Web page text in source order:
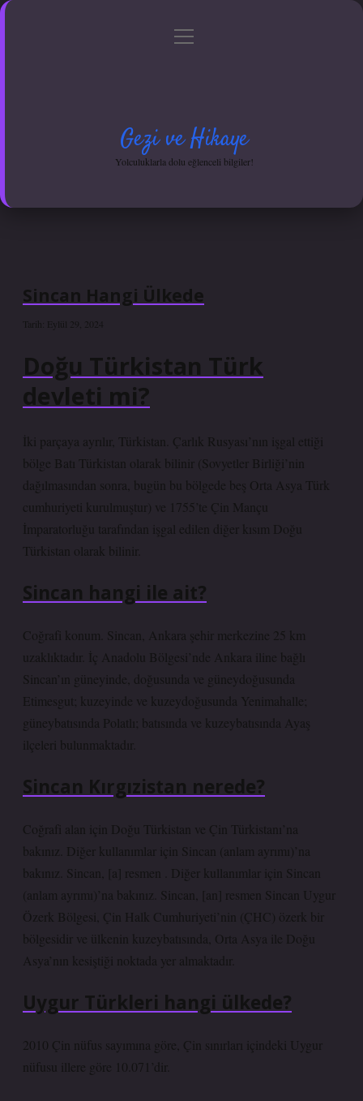
Gizlilik Politikası
menüyü
Gezi ve Hikaye
Yolculuklarla dolu eğlenceli bilgiler!
Sincan Hangi Ülkede
Tarih: Eylül 29, 2024
Doğu Türkistan Türk
devleti mi?
İki parçaya ayrılır, Türkistan. Çarlık Rusyası’nın işgal ettiği
bölge Batı Türkistan olarak bilinir (Sovyetler Birliği’nin
dağılmasından sonra, bugün bu bölgede beş Orta Asya Türk
cumhuriyeti kurulmuştur) ve 1755’te Çin Mançu
İmparatorluğu tarafından işgal edilen diğer kısım Doğu
Türkistan olarak bilinir.
Sincan hangi ile ait?
Coğrafi konum. Sincan, Ankara şehir merkezine 25 km
uzaklıktadır. İç Anadolu Bölgesi’nde Ankara iline bağlı
Sincan’ın güneyinde, doğusunda ve güneydoğusunda
Etimesgut; kuzeyinde ve kuzeydoğusunda Yenimahalle;
güneybatısında Polatlı; batısında ve kuzeybatısında Ayaş
ilçeleri bulunmaktadır.
Sincan Kırgızistan nerede?
Coğrafi alan için Doğu Türkistan ve Çin Türkistanı’na
bakınız. Diğer kullanımlar için Sincan (anlam ayrımı)’na
bakınız. Sincan, [a] resmen . Diğer kullanımlar için Sincan
(anlam ayrımı)’na bakınız. Sincan, [an] resmen Sincan Uygur
Özerk Bölgesi, Çin Halk Cumhuriyeti’nin (ÇHC) özerk bir
bölgesidir ve ülkenin kuzeybatısında, Orta Asya ile Doğu
Asya’nın kesiştiği noktada yer almaktadır.
Uygur Türkleri hangi ülkede?
2010 Çin nüfus sayımına göre, Çin sınırları içindeki Uygur
nüfusu illere göre 10.071’dir.